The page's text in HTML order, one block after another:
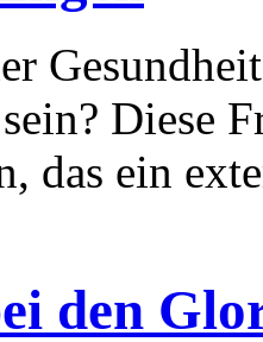
Diese
das ein
den